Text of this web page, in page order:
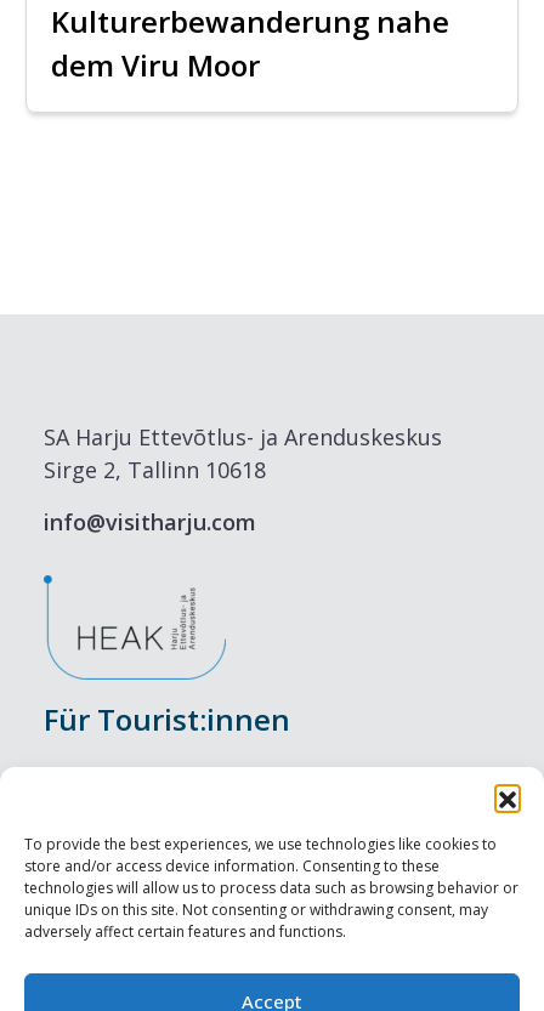
To provide the best experiences, we use technologies like cookies to
store and/or access device information. Consenting to these
technologies will allow us to process data such as browsing behavior or
unique IDs on this site. Not consenting or withdrawing consent, may
adversely affect certain features and functions.
Accept
Kulturerbewanderung nahe
dem Viru Moor
SA Harju Ettevõtlus- ja Arenduskeskus
Sirge 2, Tallinn 10618
info@visitharju.com
Für Tourist:innen
Unterkunft
Genusserlebnisse
Sehenswürdigkeiten